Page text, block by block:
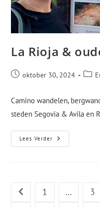
La Rioja &
oktober 30, 2024
Camino wandelen,
steden Segovia & Avila en
Lees Verder
1 … 3